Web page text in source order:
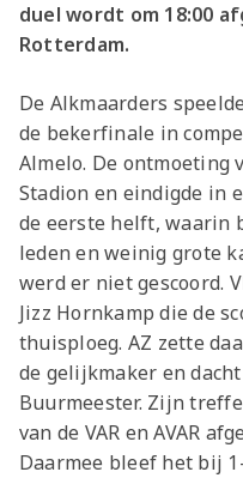
duel wordt om 18:00
Rotterdam.
De Alkmaarders
de bekerfinale in
Almelo. De ontmoeting
Stadion en eindigde in
de eerste helft, waarin
leden en weinig grote
werd er niet gescoord.
Jizz Hornkamp die de
thuisploeg. AZ zette
de gelijkmaker en
Buurmeester. Zijn
van de VAR en AVAR
Daarmee bleef het bij